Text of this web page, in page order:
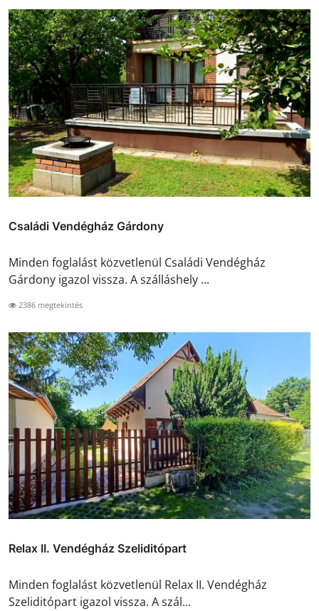
Családi Vendégház Gárdony
Minden foglalást közvetlenül Családi Vendégház
Gárdony igazol vissza. A szálláshely ...
2386 megtekintés
Relax II. Vendégház Szeliditópart
Minden foglalást közvetlenül Relax II. Vendégház
Szeliditópart igazol vissza. A szál...